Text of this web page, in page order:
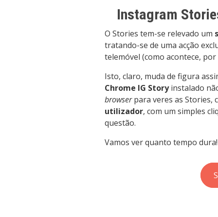
Instagram
O Stories tem-se relevado um
tratando-se de uma acção
telemóvel (como acontece,
Isto, claro, muda de figura
Chrome IG Storyinstalado
browserpara veres as Stories,
utilizador, com um simples
questão.
Vamos ver quanto tempo dura!